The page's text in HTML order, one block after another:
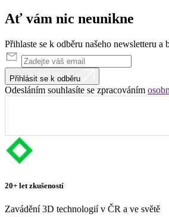
Ať vám nic neunikne
Přihlaste se k odběru našeho newsletteru
Přihlásit se k odběru
Odesláním souhlasíte se zpracováním
20+ let zkušeností
Zavádění 3D technologií v ČR a ve světě